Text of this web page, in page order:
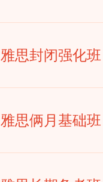
雅思封闭强化班
雅思俩月基础班